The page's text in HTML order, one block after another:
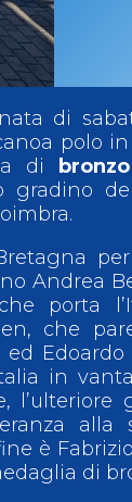
policy
di
polo in
di bronzo
gradino
per
Andrea
porta
che
Edoardo
in
alla
è
di